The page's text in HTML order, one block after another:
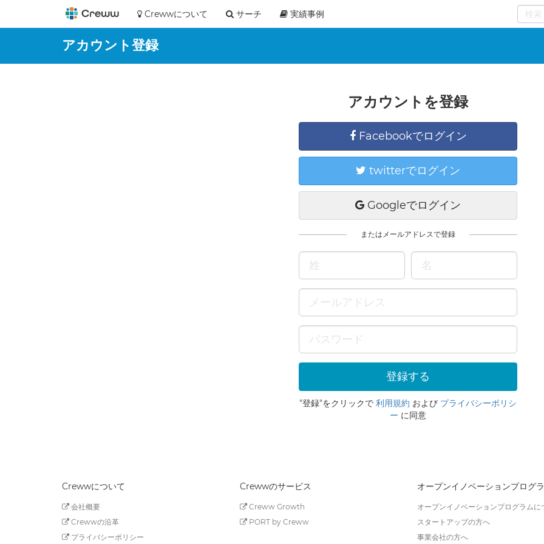
Crewwについて サーチ 実績事例
0
アカウント登録
アカウントを登録
Facebookでログイン
twitterでログイン
Googleでログイン
またはメールアドレスで登録
"登録"をクリックで 利用規約 および プライバシーポリシ
ー に同意
Crewwについて
会社概要
Crewwの沿革
プライバシーポリシー
Crewwのサービス
Creww Growth
PORT by Creww
オープンイノベーションプログ
オープンイノベーションプログラムに
スタートアップの方へ
事業会社の方へ